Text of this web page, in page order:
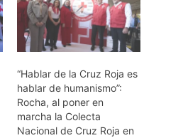
“Hablar de la Cruz Roja es
hablar de humanismo”:
Rocha, al poner en
marcha la Colecta
Nacional de Cruz Roja en